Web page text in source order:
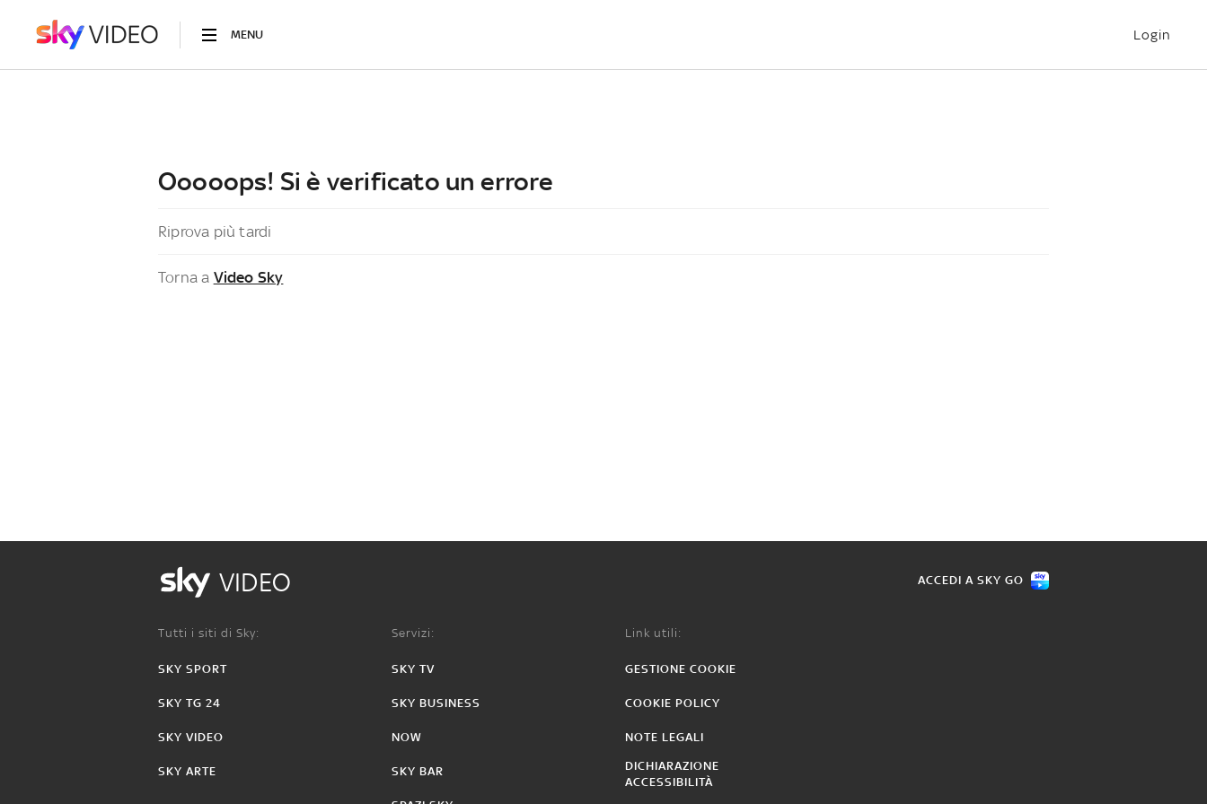
MENU Login
Ooooops! Si è verificato un errore
Riprova più tardi
Torna a Video Sky
VIDEO ACCEDI A SKY GO
Tutti i siti di Sky:
SKY SPORT
SKY TG 24
SKY VIDEO
SKY ARTE
Servizi:
SKY TV
SKY BUSINESS
NOW
SKY BAR
Link utili:
GESTIONE COOKIE
COOKIE POLICY
NOTE LEGALI
DICHIARAZIONE
ACCESSIBILITÀ